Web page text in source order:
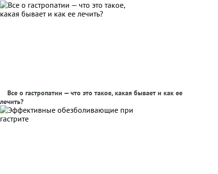
Все о гастропатии — что это такое, какая бывает и как ее
лечить?